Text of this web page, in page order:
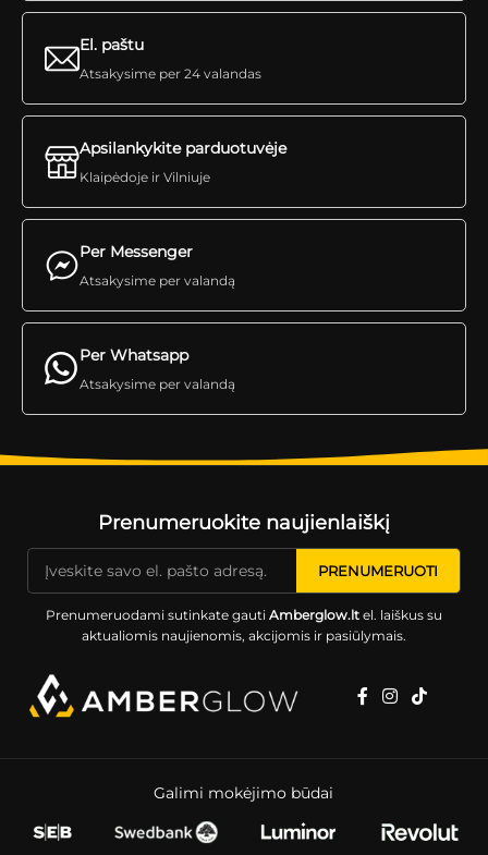
Per Messenger
Atsakysime per valandą
El. paštu
Atsakysime per 24 valandas
Apsilankykite parduotuvėje
Klaipėdoje ir Vilniuje
Per Whatsapp
Atsakysime per valandą
Prenumeruokite naujienlaiškį
Prenumeruodami sutinkate gauti Amberglow.ltel. laiškus su
aktualiomis naujienomis, akcijomis ir pasiūlymais.
Galimi mokėjimo būdai